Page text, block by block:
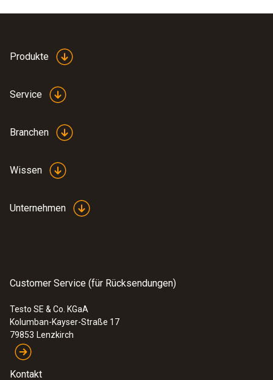
ISO-Kalibrierzertifikat Temperatur mit 1
Produkte
Service
Branchen
Wissen
Unternehmen
Customer Service (für Rücksendungen)
Testo SE & Co. KGaA
Kolumban-Kayser-Straße 17
79853 Lenzkirch
Kontakt